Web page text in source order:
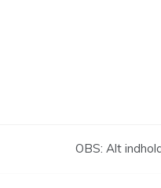
OBS: Alt